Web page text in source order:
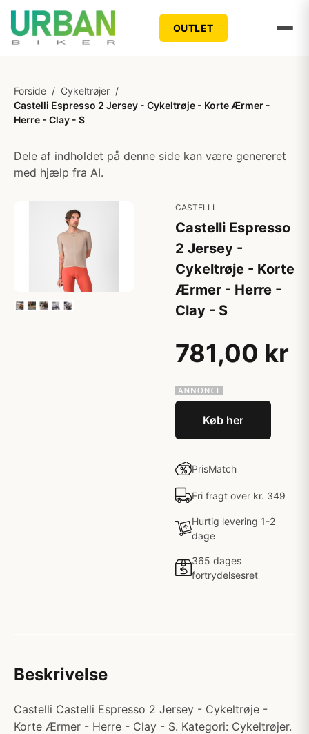
OUTLET
Forside / Cykeltrøjer /
Castelli Espresso 2 Jersey - Cykeltrøje - Korte Ærmer -
Herre - Clay - S
Dele af indholdet på denne side kan være genereret
med hjælp fra AI.
CASTELLI
Castelli Espresso
2 Jersey -
Cykeltrøje - Korte
Ærmer - Herre -
Clay - S
781,00 kr
Køb her
PrisMatch
Fri fragt over kr. 349
Hurtig levering 1-2
dage
365 dages
fortrydelsesret
Beskrivelse
Castelli Castelli Espresso 2 Jersey - Cykeltrøje -
Korte Ærmer - Herre - Clay - S. Kategori: Cykeltrøjer.